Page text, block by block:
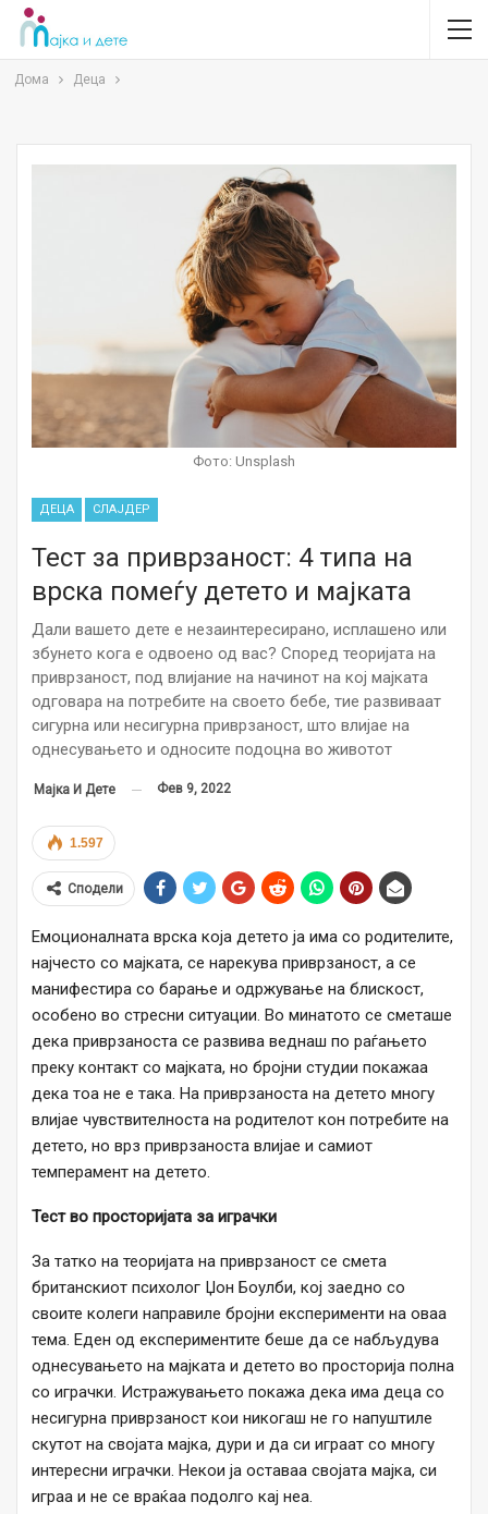
Дома Деца
Фото: Unsplash
ДЕЦА СЛАЈДЕР
Тест за приврзаност: 4 типа на
врска помеѓу детето и мајката
Дали вашето дете е незаинтересирано, исплашено или
збунето кога е одвоено од вас? Според теоријата на
приврзаност, под влијание на начинот на кој мајката
одговара на потребите на своето бебе, тие развиваат
сигурна или несигурна приврзаност, што влијае на
однесувањето и односите подоцна во животот
Мајка И Дете Фев 9, 2022
1.597
Сподели
Емоционалната врска која детето ја има со родителите,
најчесто со мајката, се нарекува приврзаност, а се
манифестира со барање и одржување на блискост,
особено во стресни ситуации. Во минатото се сметаше
дека приврзаноста се развива веднаш по раѓањето
преку контакт со мајката, но бројни студии покажаа
дека тоа не е така. На приврзаноста на детето многу
влијае чувствителноста на родителот кон потребите на
детето, но врз приврзаноста влијае и самиот
темперамент на детето.
Тест во просторијата за играчки
За татко на теоријата на приврзаност се смета
британскиот психолог Џон Боулби, кој заедно со
своите колеги направиле бројни експерименти на оваа
тема. Еден од експериментите беше да се набљудува
однесувањето на мајката и детето во просторија полна
со играчки. Истражувањето покажа дека има деца со
несигурна приврзаност кои никогаш не го напуштиле
скутот на својата мајка, дури и да си играат со многу
интересни играчки. Некои ја оставаа својата мајка, си
играа и не се враќаа подолго кај неа.